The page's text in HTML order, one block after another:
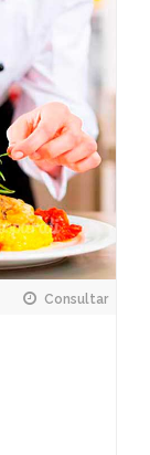
Consultar